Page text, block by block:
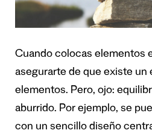
Cuando colocas elementos
asegurarte de que existe
elementos. Pero, ojo:
aburrido. Por ejemplo, se
con un sencillo diseño